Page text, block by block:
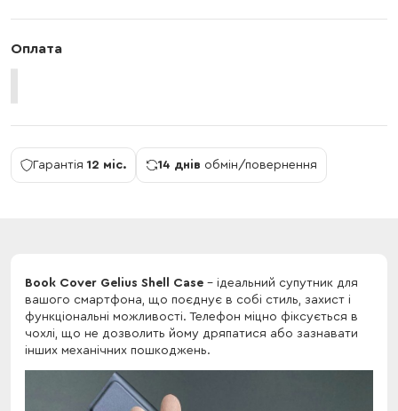
Оплата
Гарантія 12 міс. 14 днів обмін/повернення
Book Cover Gelius Shell Case - ідеальний супутник для
вашого смартфона, що поєднує в собі стиль, захист і
функціональні можливості. Телефон міцно фіксується в
чохлі, що не дозволить йому дряпатися або зазнавати
інших механічних пошкоджень.